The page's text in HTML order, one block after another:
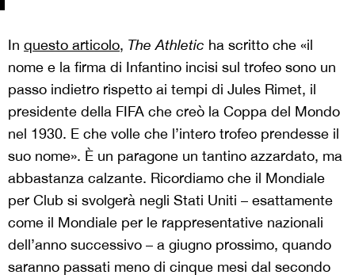
In questo articolo, The Athletic ha scritto che «il
nome e la firma di Infantino incisi sul trofeo sono un
passo indietro rispetto ai tempi di Jules Rimet, il
presidente della FIFA che creò la Coppa del Mondo
nel 1930. E che volle che l’intero trofeo prendesse il
suo nome». È un paragone un tantino azzardato, ma
abbastanza calzante. Ricordiamo che il Mondiale
per Club si svolgerà negli Stati Uniti – esattamente
come il Mondiale per le rappresentative nazionali
dell’anno successivo – a giugno prossimo, quando
saranno passati meno di cinque mesi dal secondo